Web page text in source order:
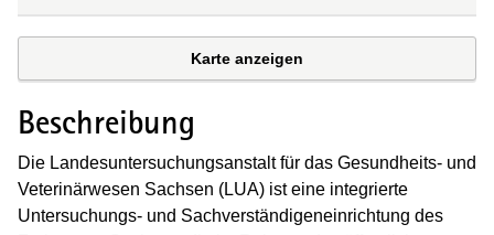
Karte anzeigen
Beschreibung
Die Landesuntersuchungsanstalt für das Gesundheits- und
Veterinärwesen Sachsen (LUA) ist eine integrierte
Untersuchungs- und Sachverständigeneinrichtung des